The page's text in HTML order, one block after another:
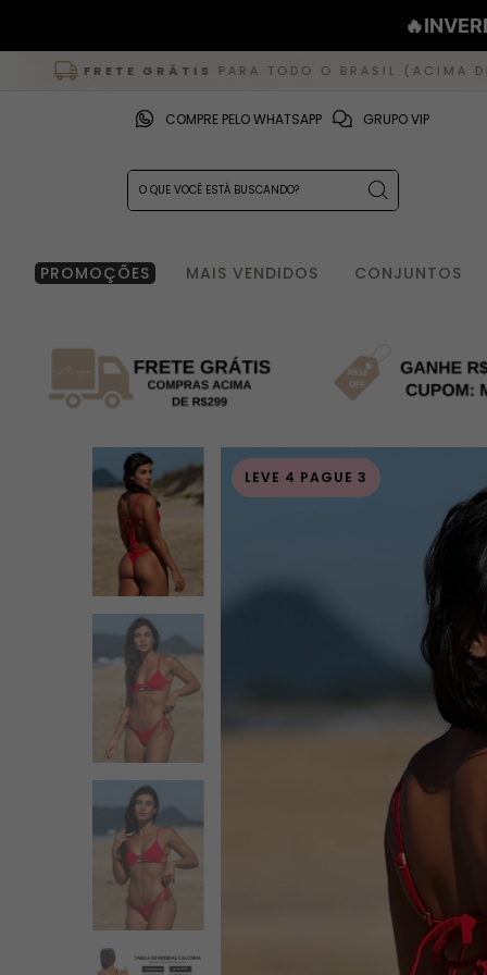
GRÁTIS PARA TODO O BRASIL (ACIMA DE R$ 299) |
COMPRE PELO WHATSAPP GRUPO VIP
PROMOÇÕES MAIS VENDIDOS CONJUNTOS
LEVE 4 PAGUE 3